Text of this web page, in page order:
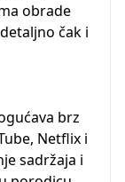
obrade
čak i
brz
Netflix i
sadržaja i